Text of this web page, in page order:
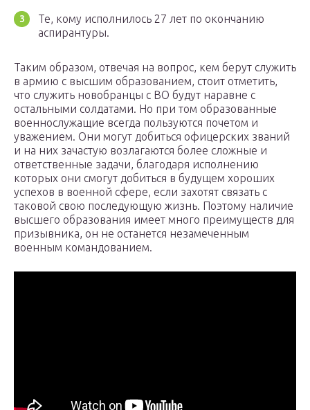
Те, кому исполнилось 27 лет по окончанию
аспирантуры.
Таким образом, отвечая на вопрос, кем берут служить
в армию с высшим образованием, стоит отметить,
что служить новобранцы с ВО будут наравне с
остальными солдатами. Но при том образованные
военнослужащие всегда пользуются почетом и
уважением. Они могут добиться офицерских званий
и на них зачастую возлагаются более сложные и
ответственные задачи, благодаря исполнению
которых они смогут добиться в будущем хороших
успехов в военной сфере, если захотят связать с
таковой свою последующую жизнь. Поэтому наличие
высшего образования имеет много преимуществ для
призывника, он не останется незамеченным
военным командованием.